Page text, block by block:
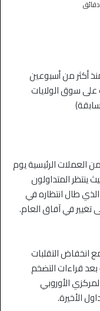
لأول مرة منذ أكثر من أسبوعين
على سوق الولايات
العملات الرئيسية يوم
ينتظر المتداولون
طال انتظاره في
في آفاق العام.
التقلبات
قراءات التضخم
الأوروبي
الأخيرة.